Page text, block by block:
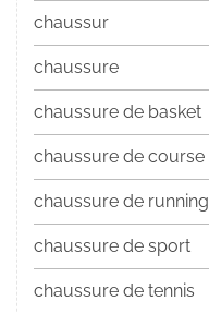
chaussur
chaussure
chaussure de basket
chaussure de course
chaussure de running
chaussure de sport
chaussure de tennis